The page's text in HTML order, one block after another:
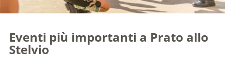
Eventi più importanti a Prato allo
Stelvio